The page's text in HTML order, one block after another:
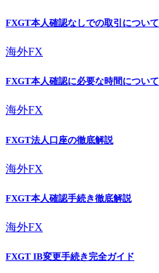
FXGT本人確認なしでの取引について
海外FX
FXGT本人確認に必要な時間について
海外FX
FXGT法人口座の徹底解説
海外FX
FXGT本人確認手続き徹底解説
海外FX
FXGT IB変更手続き完全ガイド